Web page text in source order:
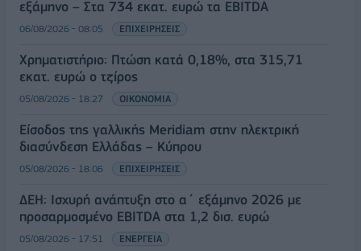
εξάμηνο – Στα 734 εκατ. ευρώ τα EBITDA
06/08/2026 - 08:05 ΕΠΙΧΕΙΡΗΣΕΙΣ
Χρηματιστήριο: Πτώση κατά 0,18%, στα 315,71
εκατ. ευρώ ο τζίρος
05/08/2026 - 18:27 ΟΙΚΟΝΟΜΙΑ
Είσοδος της γαλλικής Meridiam στην ηλεκτρική
διασύνδεση Ελλάδας – Κύπρου
05/08/2026 - 18:06 ΕΠΙΧΕΙΡΗΣΕΙΣ
ΔΕΗ: Ισχυρή ανάπτυξη στο α΄ εξάμηνο 2026 με
προσαρμοσμένο EBITDA στα 1,2 δισ. ευρώ
05/08/2026 - 17:51 ΕΝΕΡΓΕΙΑ